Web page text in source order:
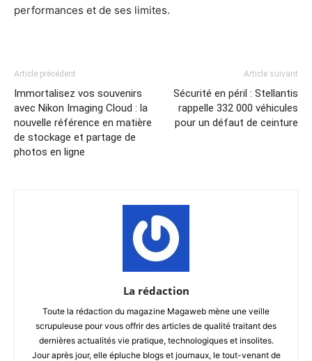
performances et de ses limites.
Article précédent
Immortalisez vos souvenirs
avec Nikon Imaging Cloud : la
nouvelle référence en matière
de stockage et partage de
photos en ligne
Article suivant
Sécurité en péril : Stellantis
rappelle 332 000 véhicules
pour un défaut de ceinture
La rédaction
Toute la rédaction du magazine Magaweb mène une veille
scrupuleuse pour vous offrir des articles de qualité traitant des
dernières actualités vie pratique, technologiques et insolites.
Jour après jour, elle épluche blogs et journaux, le tout-venant de